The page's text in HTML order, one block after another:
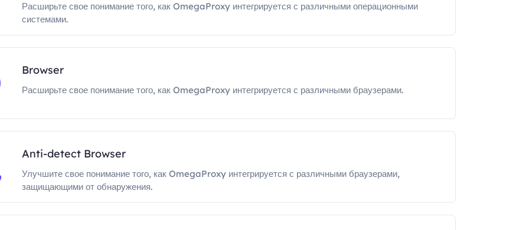
Расширьте свое понимание того, как OmegaProxy интегрируется с различными операционными
системами.
Browser
Расширьте свое понимание того, как OmegaProxy интегрируется с различными браузерами.
Anti-detect Browser
Улучшите свое понимание того, как OmegaProxy интегрируется с различными браузерами,
защищающими от обнаружения.